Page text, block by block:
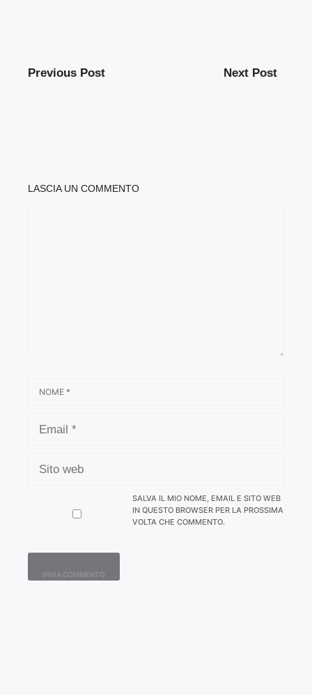
Previous Post Next Post
LASCIA UN COMMENTO
WEB
SALVA IL MIO NOME, EMAIL E SITO WEB
IN QUESTO BROWSER PER LA PROSSIMA
VOLTA CHE COMMENTO.